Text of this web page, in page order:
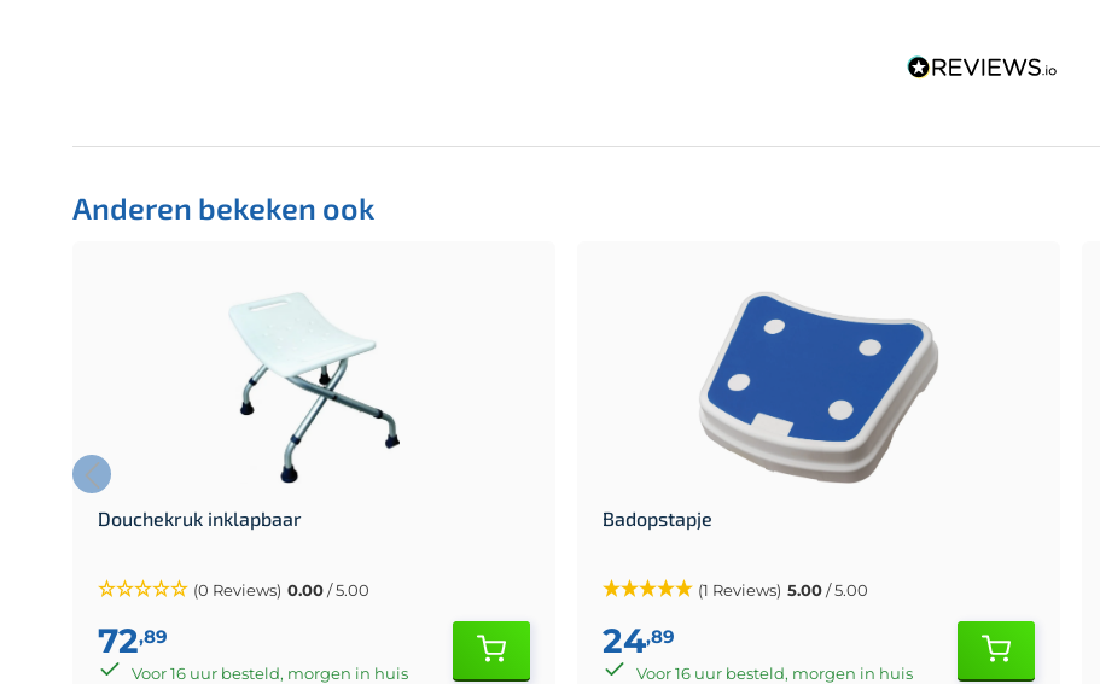
Anderen bekeken ook
Douchekruk inklapbaar
(0 Reviews) 0.00/ 5.00
72,89
Voor 16 uur besteld, morgen in huis
Badopstapje
(1 Reviews) 5.00/ 5.00
24,89
Voor 16 uur besteld, morgen in huis